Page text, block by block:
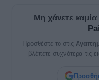
Μη χάνετε
Προσθέστε το στις
βλέπετε συχνότερα τις